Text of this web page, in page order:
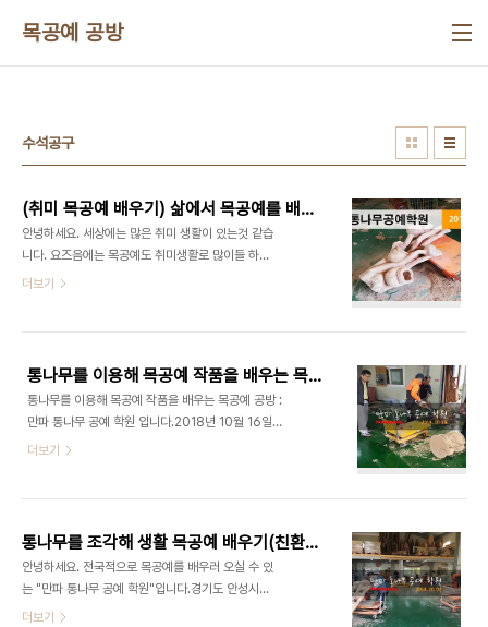
목공예 공방
수석공구
(취미 목공예 배우기) 삶에서 목공예를 배워 자신만의 목공예작품을 만들어가는 목공예학원
안녕하세요. 세상에는 많은 취미 생활이 있는것 같습
니다. 요즈음에는 목공예도 취미생활로 많이들 하시
는데요. 처음에 조각도와 끌 등으로 힘들게 작업을 하
습니다. 아래에 참석하신 모든 분들은, 일반인들이 목
공예 취미를 위해 학원에 참석하고 계십니다. 목공예
조각은, 단순한 조각이 아니라 조각자의 삶과 개성을
반영하는 작품으로, 자기 자신을 조각한다고 생각합
니다. 출처 : www.manpa21.com 유튜브 강의 :
블로그 : http://blog.naver...
더보기
통나무를 이용해 목공예 작품을 배우는 목공예 공방(2018년 10월 16일)
통나무를 이용해 목공예 작품을 배우는 목공예 공방 :
만파 통나무 공예 학원 입니다.2018년 10월 16일
목공예 교육 현장의 모습입니다.다양한 목공예 소재 :
까지 운영되고 있으니, 많은 분들의 관심 부탁드립니
다. 출처 : www.manpa21.com유튜브 강의 :
https://www.youtube.com/channel/UCpkKpsrHtmI8OnHbYKEV7uw
블로그 :
http://blog.naver.com/qkrruddlf88/220310504280
더보기
통나무를 조각해 생활 목공예 배우기(친환경적인 통나무 목공예 배우기) 엔진톱공예,뿌리공예,목공조각배우기,서울목공방,대구목공방,부산목공방
안녕하세요. 전국적으로 목공예를 배우러 오실 수 있
는 "만파 통나무 공예 학원"입니다.경기도 안성시에
서 목공예 아카데미를 운영하고 있습니다.각종 통나
더보기